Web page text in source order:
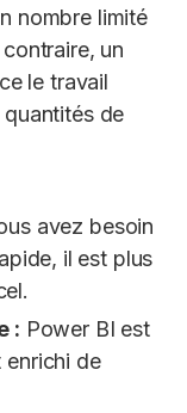
nombre limité
un
le travail
de
avez besoin
il est plus
: Power BI est
enrichi de